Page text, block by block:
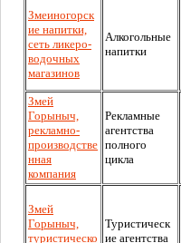
Змеиногорск
ие напитки,
сеть ликеро-
водочных
магазинов
Алкогольные
напитки
Змей
Горыныч,
рекламно-
производстве
нная
компания
Рекламные
агентства
полного
цикла
Змей
Горыныч,
туристическо
Туристическ
ие агентства